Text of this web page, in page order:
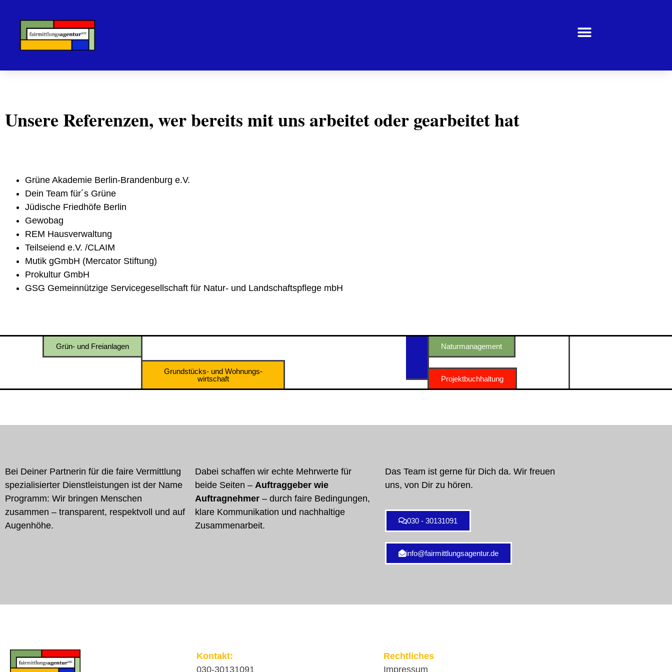
Unsere Referenzen, wer bereits mit uns arbeitet oder gearbeitet hat
Grüne Akademie Berlin-Brandenburg e.V.
Dein Team für´s Grüne
Jüdische Friedhöfe Berlin
Gewobag
REM Hausverwaltung
Teilseiend e.V. /CLAIM
Mutik gGmbH (Mercator Stiftung)
Prokultur GmbH
GSG Gemeinnützige Servicegesellschaft für Natur- und Landschaftspflege mbH
Grün- und Freianlagen
Grundstücks- und Wohnungs­
wirtschaft
Naturmanagement
Projektbuchhaltung
Bei Deiner Partnerin für die faire Vermittlung
spezialisierter Dienstleistungen ist der Name
Programm: Wir bringen Menschen
zusammen – transparent, respektvoll und auf
Augenhöhe.
Dabei schaffen wir echte Mehrwerte für
beide Seiten – Auftraggeber wie
Auftragnehmer– durch faire Bedingungen,
klare Kommunikation und nachhaltige
Zusammenarbeit.
Das Team ist gerne für Dich da. Wir freuen
uns, von Dir zu hören.
030 - 30131091
info@fairmittlungsagentur.de
Kontakt:
030-30131091
Rechtliches
Impressum